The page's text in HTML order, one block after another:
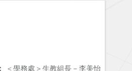
＜學務處＞生教組長－李美怡